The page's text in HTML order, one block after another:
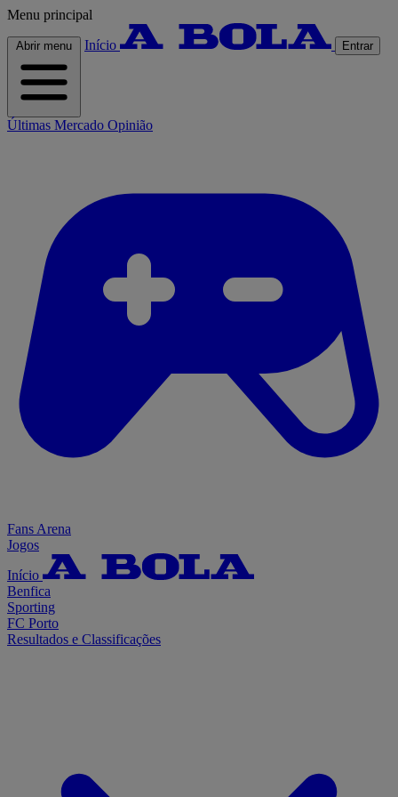
Menu principal
Abrir menu Início Entrar
Últimas Mercado Opinião
Fans Arena
Jogos
Início
Benfica
Sporting
FC Porto
Resultados e Classificações